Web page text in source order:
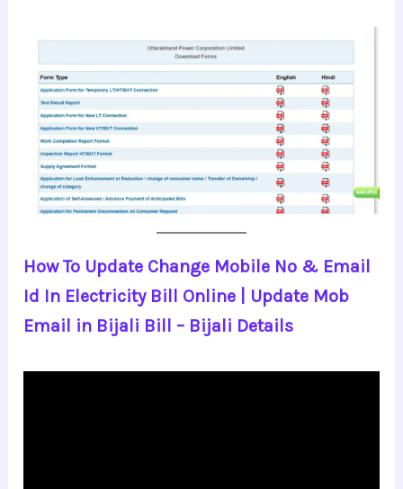
How To Update Change Mobile No & Email
Id In Electricity Bill Online | Update Mob
Email in Bijali Bill – Bijali Details